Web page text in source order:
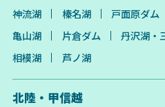
神流湖
榛名湖 戸面原ダム
亀山湖
片倉ダム 丹沢湖・
相模湖
芦ノ湖
北陸・甲信越